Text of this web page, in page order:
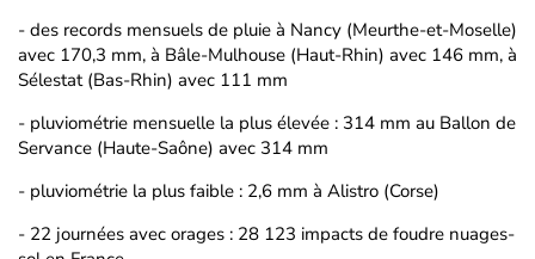
- des records mensuels de pluie à Nancy (Meurthe-et-Moselle)
avec 170,3 mm, à Bâle-Mulhouse (Haut-Rhin) avec 146 mm, à
Sélestat (Bas-Rhin) avec 111 mm
- pluviométrie mensuelle la plus élevée : 314 mm au Ballon de
Servance (Haute-Saône) avec 314 mm
- pluviométrie la plus faible : 2,6 mm à Alistro (Corse)
- 22 journées avec orages : 28 123 impacts de foudre nuages-